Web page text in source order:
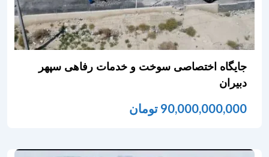
جایگاه اختصاصی سوخت و خدمات رفاهی سپهر
دبیران
90,000,000,000 تومان